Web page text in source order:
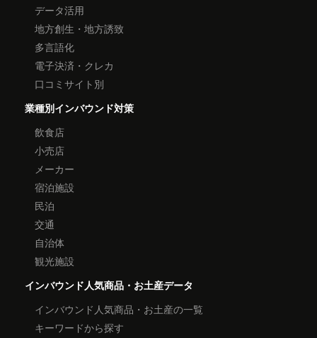
データ活用
地方創生・地方誘致
多言語化
電子決済・クレカ
口コミサイト別
業種別インバウンド対策
飲食店
小売店
メーカー
宿泊施設
民泊
交通
自治体
観光施設
インバウンド人気商品・お土産データ
インバウンド人気商品・お土産の一覧
キーワードから探す